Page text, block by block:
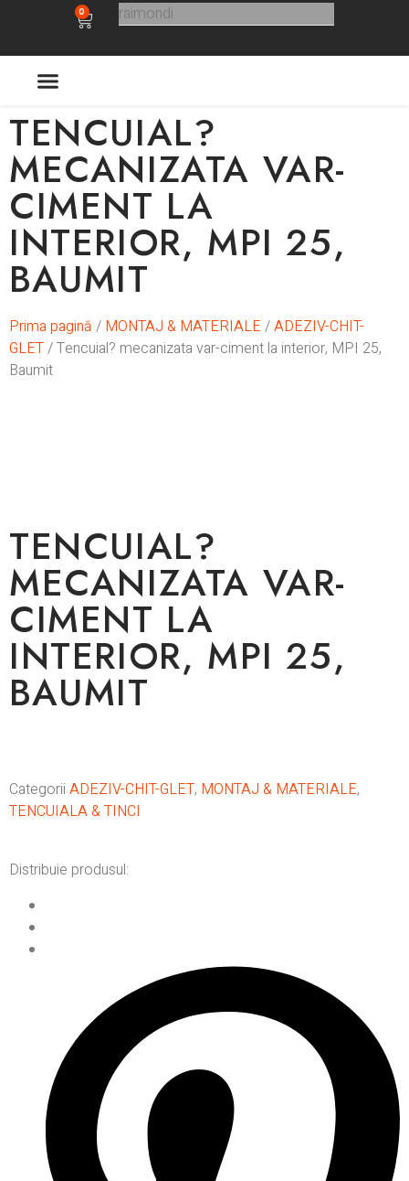
0
TENCUIAL?
MECANIZATA VAR-
CIMENT LA
INTERIOR, MPI 25,
BAUMIT
Prima pagină / MONTAJ & MATERIALE /ADEZIV-CHIT-
GLET/ Tencuial? mecanizata var-ciment la interior, MPI 25,
Baumit
TENCUIAL?
MECANIZATA VAR-
CIMENT LA
INTERIOR, MPI 25,
BAUMIT
Categorii ADEZIV-CHIT-GLET, MONTAJ & MATERIALE,
TENCUIALA & TINCI
Distribuie produsul: